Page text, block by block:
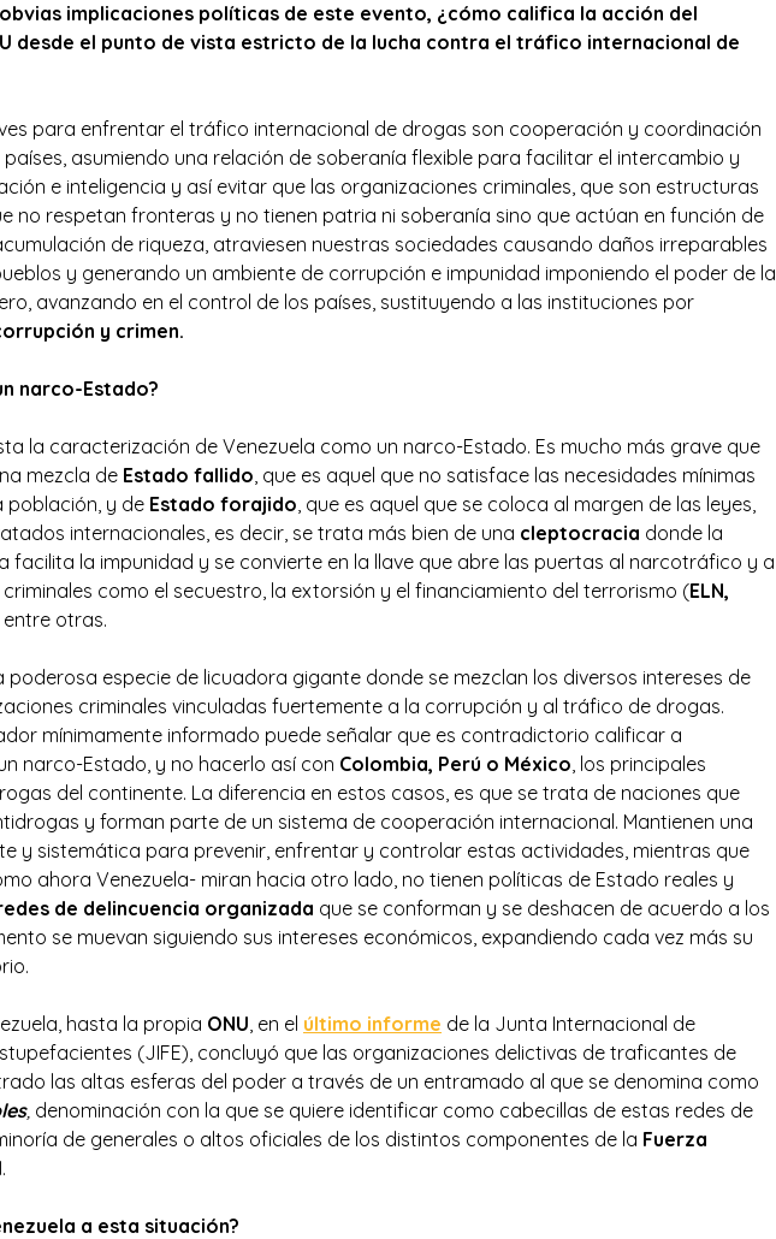
obvias implicaciones políticas de este evento, ¿cómo califica la acción del
desde el punto de vista estricto de la lucha contra el tráfico internacional de
para enfrentar el tráfico internacional de drogas son cooperación y coordinación
asumiendo una relación de soberanía flexible para facilitar el intercambio y
e inteligencia y así evitar que las organizaciones criminales, que son estructuras
no respetan fronteras y no tienen patria ni soberanía sino que actúan en función de
de riqueza, atraviesen nuestras sociedades causando daños irreparables
y generando un ambiente de corrupción e impunidad imponiendo el poder de la
avanzando en el control de los países, sustituyendo a las instituciones por
y crimen.
narco-Estado?
la caracterización de Venezuela como un narco-Estado. Es mucho más grave que
mezcla de Estado fallido, que es aquel que no satisface las necesidades mínimas
población, y de Estado forajido, que es aquel que se coloca al margen de las leyes,
internacionales, es decir, se trata más bien de una cleptocracia donde la
facilita la impunidad y se convierte en la llave que abre las puertas al narcotráfico y a
como el secuestro, la extorsión y el financiamiento del terrorismo (ELN,
entre otras.
poderosa especie de licuadora gigante donde se mezclan los diversos intereses de
criminales vinculadas fuertemente a la corrupción y al tráfico de drogas.
mínimamente informado puede señalar que es contradictorio calificar a
narco-Estado, y no hacerlo así con Colombia, Perú o México, los principales
del continente. La diferencia en estos casos, es que se trata de naciones que
y forman parte de un sistema de cooperación internacional. Mantienen una
y sistemática para prevenir, enfrentar y controlar estas actividades, mientras que
ahora Venezuela- miran hacia otro lado, no tienen políticas de Estado reales y
de delincuencia organizada que se conforman y se deshacen de acuerdo a los
se muevan siguiendo sus intereses económicos, expandiendo cada vez más su
hasta la propia ONU, en el último informe de la Junta Internacional de
(JIFE), concluyó que las organizaciones delictivas de traficantes de
las altas esferas del poder a través de un entramado al que se denomina como
, denominación con la que se quiere identificar como cabecillas de estas redes de
de generales o altos oficiales de los distintos componentes de la Fuerza
.
a esta situación?